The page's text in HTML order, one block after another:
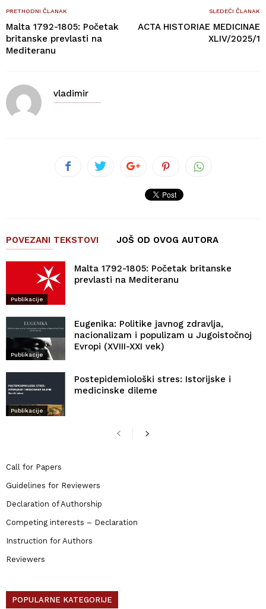
PRETHODNI ČLANAK
Malta 1792-1805: Početak
britanske prevlasti na
Mediteranu
SLEDEĆI ČLANAK
ACTA HISTORIAE MEDICINAE
XLIV/2025/1
vladimir
POVEZANI TEKSTOVI JOŠ OD OVOG AUTORA
Publikacije
Malta 1792-1805: Početak britanske
prevlasti na Mediteranu
Publikacije
Eugenika: Politike javnog zdravlja,
nacionalizam i populizam u Jugoistočnoj
Evropi (XVIII-XXI vek)
Publikacije
Postepidemiološki stres: Istorijske i
medicinske dileme
Call for Papers
Guidelines for Reviewers
Declaration of Authorship
Competing interests – Declaration
Instruction for Authors
Reviewers
POPULARNE KATEGORIJE